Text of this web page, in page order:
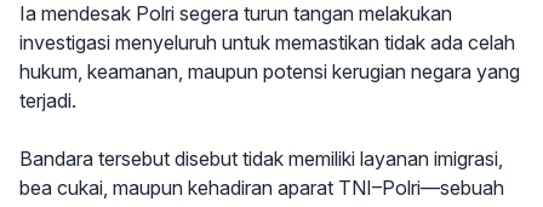
Ia mendesak Polri segera turun tangan melakukan
investigasi menyeluruh untuk memastikan tidak ada celah
hukum, keamanan, maupun potensi kerugian negara yang
terjadi.
Bandara tersebut disebut tidak memiliki layanan imigrasi,
bea cukai, maupun kehadiran aparat TNI–Polri—sebuah